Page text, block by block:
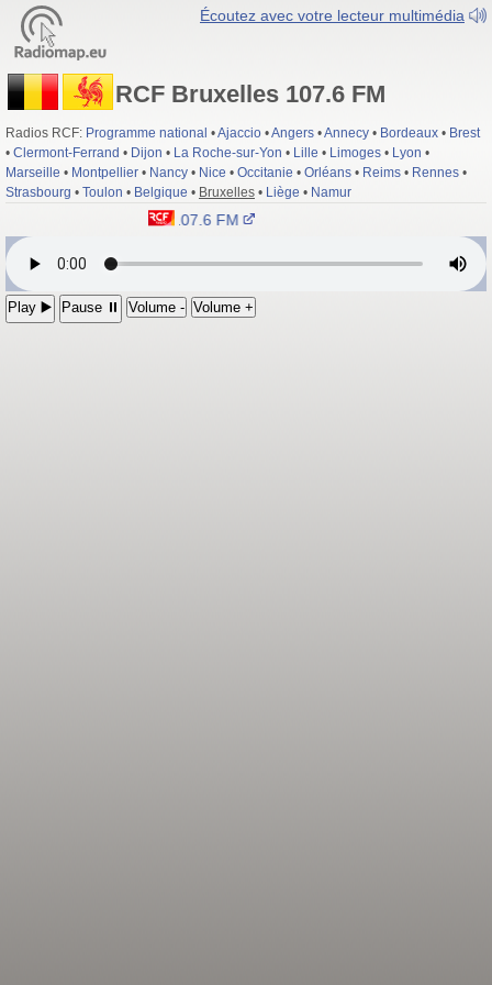
Écoutez avec votre lecteur multimédia
RCF Bruxelles 107.6 FM
Radios RCF: Programme national •Ajaccio •Angers •Annecy • Bordeaux • Brest
• Clermont-Ferrand • Dijon • La Roche-sur-Yon • Lille • Limoges • Lyon •
Marseille • Montpellier • Nancy • Nice • Occitanie • Orléans • Reims • Rennes •
Strasbourg • Toulon • Belgique • Bruxelles • Liège • Namur
RCF Bruxelles 107.6 FM
Play ▶️ Pause ⏸ Volume - Volume +